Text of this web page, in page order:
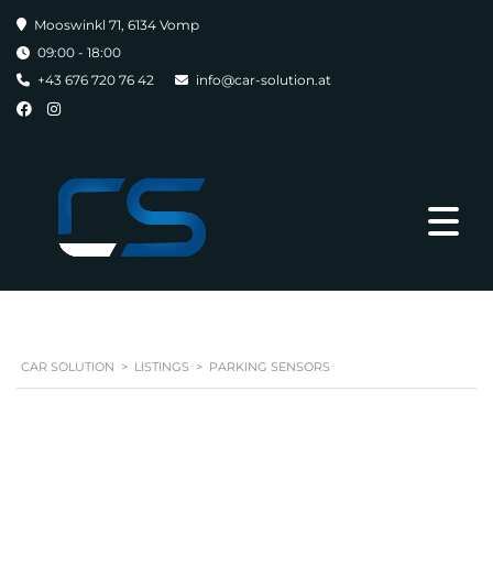
Mooswinkl 71, 6134 Vomp
09:00 - 18:00
+43 676 720 76 42
info@car-solution.at
CAR SOLUTION > LISTINGS > PARKING SENSORS